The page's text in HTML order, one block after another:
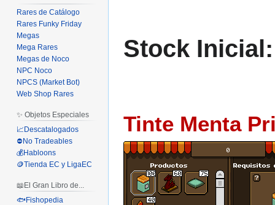
Stock Inicial:
Tinte Menta
Rares de Catálogo
Rares Funky Friday
Megas
Mega Rares
Megas de Noco
NPC Noco
NPCS (Market Bot)
Web Shop Rares
✨ Objetos Especiales
📈Descatalogados
⛔No Tradeables
💰Habloons
🪙Tienda EC y LigaEC
📖El Gran Libro de...
🐟Fishopedia